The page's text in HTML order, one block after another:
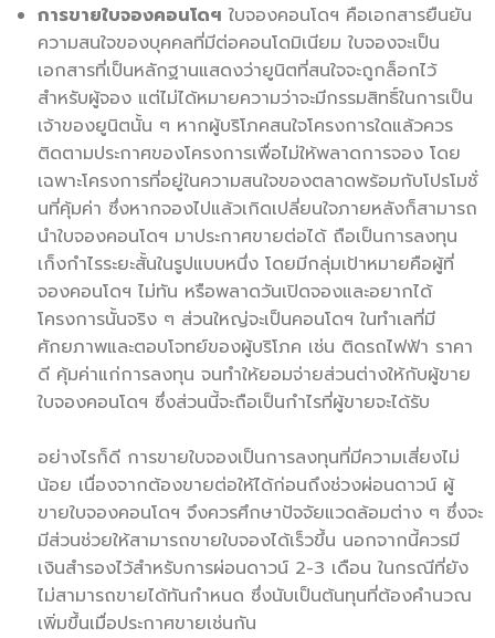
การขายใบจองคอนโดฯ ใบจองคอนโดฯ คือเอกสารยืนยัน
ความสนใจของบุคคลที่มีต่อคอนโดมิเนียม ใบจองจะเป็น
เอกสารที่เป็นหลักฐานแสดงว่ายูนิตที่สนใจจะถูกล็อกไว้
สำหรับผู้จอง แต่ไม่ได้หมายความว่าจะมีกรรมสิทธิ์ในการเป็น
เจ้าของยูนิตนั้น ๆ หากผู้บริโภคสนใจโครงการใดแล้วควร
ติดตามประกาศของโครงการเพื่อไม่ให้พลาดการจอง โดย
เฉพาะโครงการที่อยู่ในความสนใจของตลาดพร้อมกับโปรโมชั่
นที่คุ้มค่า ซึ่งหากจองไปแล้วเกิดเปลี่ยนใจภายหลังก็สามารถ
นำใบจองคอนโดฯ มาประกาศขายต่อได้ ถือเป็นการลงทุน
เก็งกำไรระยะสั้นในรูปแบบหนึ่ง โดยมีกลุ่มเป้าหมายคือผู้ที่
จองคอนโดฯ ไม่ทัน หรือพลาดวันเปิดจองและอยากได้
โครงการนั้นจริง ๆ ส่วนใหญ่จะเป็นคอนโดฯ ในทำเลที่มี
ศักยภาพและตอบโจทย์ของผู้บริโภค เช่น ติดรถไฟฟ้า ราคา
ดี คุ้มค่าแก่การลงทุน จนทำให้ยอมจ่ายส่วนต่างให้กับผู้ขาย
ใบจองคอนโดฯ ซึ่งส่วนนี้จะถือเป็นกำไรที่ผู้ขายจะได้รับ
อย่างไรก็ดี การขายใบจองเป็นการลงทุนที่มีความเสี่ยงไม่
น้อย เนื่องจากต้องขายต่อให้ได้ก่อนถึงช่วงผ่อนดาวน์ ผู้
ขายใบจองคอนโดฯ จึงควรศึกษาปัจจัยแวดล้อมต่าง ๆ ซึ่งจะ
มีส่วนช่วยให้สามารถขายใบจองได้เร็วขึ้น นอกจากนี้ควรมี
เงินสำรองไว้สำหรับการผ่อนดาวน์ 2-3 เดือน ในกรณีที่ยัง
ไม่สามารถขายได้ทันกำหนด ซึ่งนับเป็นต้นทุนที่ต้องคำนวณ
เพิ่มขึ้นเมื่อประกาศขายเช่นกัน